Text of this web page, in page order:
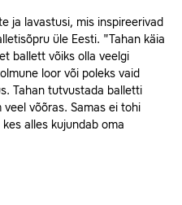
ja lavastusi, mis inspireerivad
üle Eesti. "Tahan käia
ballett võiks olla veelgi
loor või poleks vaid
Tahan tutvustada balletti
veel võõras. Samas ei tohi
alles kujundab oma